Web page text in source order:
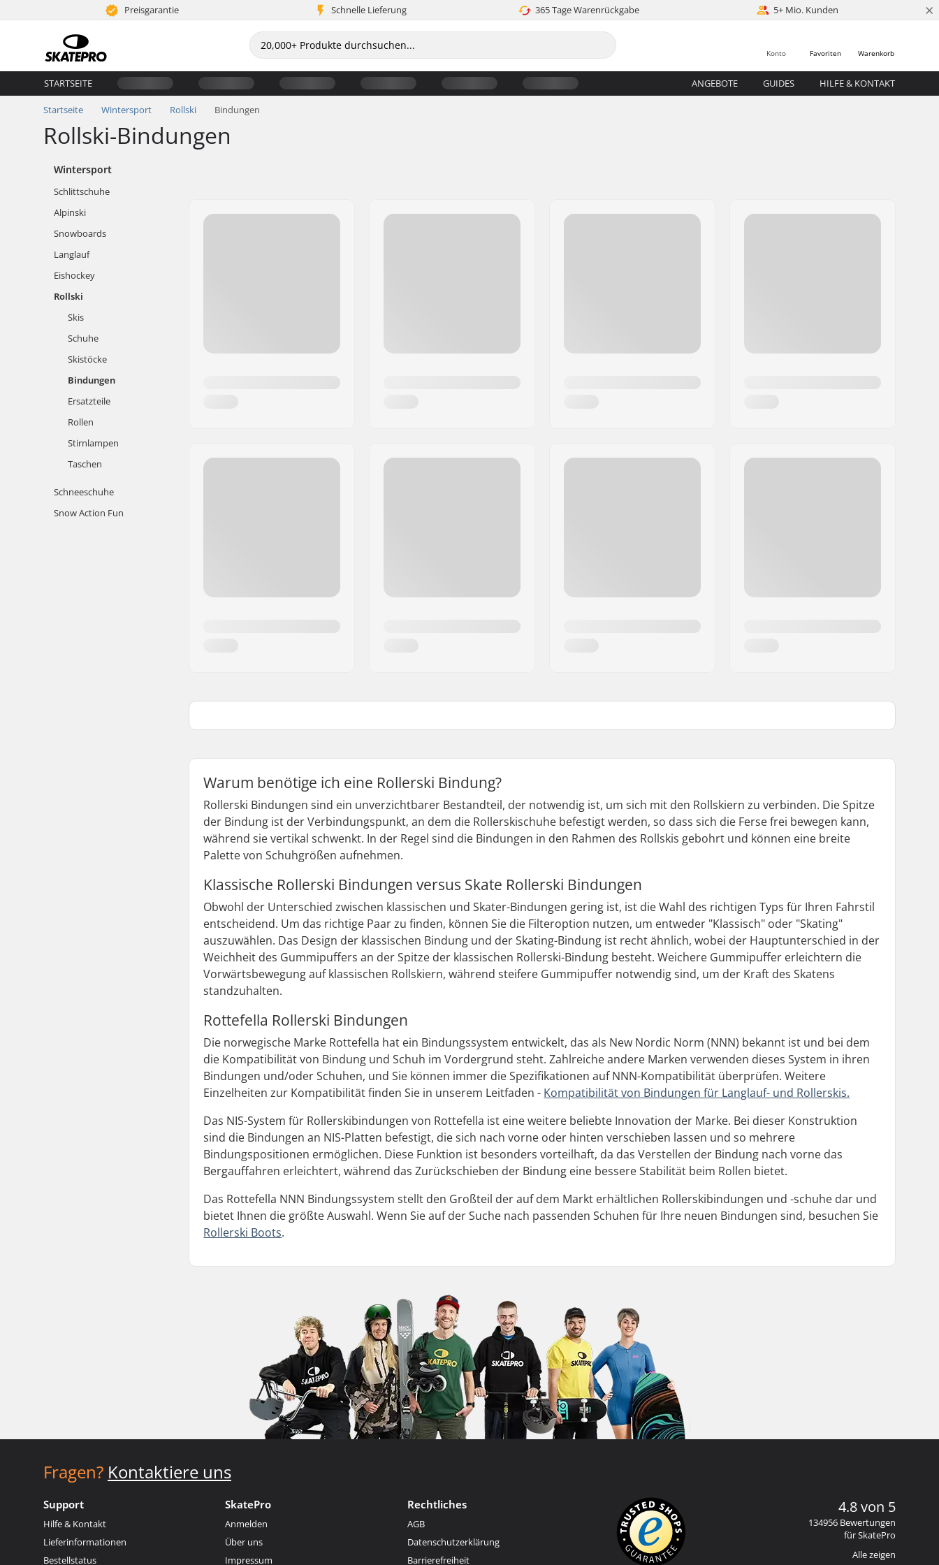
Preisgarantie Schnelle Lieferung 365 Tage Warenrückgabe 5+ Mio. Kunden ×
Warenkorb
Favoriten
Konto
STARTSEITE ANGEBOTE GUIDES HILFE & KONTAKT
Startseite Wintersport Rollski Bindungen
Rollski-Bindungen
Wintersport
Schlittschuhe
Alpinski
Snowboards
Langlauf
Eishockey
Rollski
Skis
Schuhe
Skistöcke
Bindungen
Ersatzteile
Rollen
Stirnlampen
Taschen
Schneeschuhe
Snow Action Fun
Warum benötige ich eine Rollerski Bindung?
Rollerski Bindungen sind ein unverzichtbarer Bestandteil, der notwendig ist, um sich mit den Rollskiern zu verbinden. Die Spitze
der Bindung ist der Verbindungspunkt, an dem die Rollerskischuhe befestigt werden, so dass sich die Ferse frei bewegen kann,
während sie vertikal schwenkt. In der Regel sind die Bindungen in den Rahmen des Rollskis gebohrt und können eine breite
Palette von Schuhgrößen aufnehmen.
Klassische Rollerski Bindungen versus Skate Rollerski Bindungen
Obwohl der Unterschied zwischen klassischen und Skater-Bindungen gering ist, ist die Wahl des richtigen Typs für Ihren Fahrstil
entscheidend. Um das richtige Paar zu finden, können Sie die Filteroption nutzen, um entweder "Klassisch" oder "Skating"
auszuwählen. Das Design der klassischen Bindung und der Skating-Bindung ist recht ähnlich, wobei der Hauptunterschied in der
Weichheit des Gummipuffers an der Spitze der klassischen Rollerski-Bindung besteht. Weichere Gummipuffer erleichtern die
Vorwärtsbewegung auf klassischen Rollskiern, während steifere Gummipuffer notwendig sind, um der Kraft des Skatens
standzuhalten.
Rottefella Rollerski Bindungen
Die norwegische Marke Rottefella hat ein Bindungssystem entwickelt, das als New Nordic Norm (NNN) bekannt ist und bei dem
die Kompatibilität von Bindung und Schuh im Vordergrund steht. Zahlreiche andere Marken verwenden dieses System in ihren
Bindungen und/oder Schuhen, und Sie können immer die Spezifikationen auf NNN-Kompatibilität überprüfen. Weitere
Einzelheiten zur Kompatibilität finden Sie in unserem Leitfaden - Kompatibilität von Bindungen für Langlauf- und Rollerskis.
Das NIS-System für Rollerskibindungen von Rottefella ist eine weitere beliebte Innovation der Marke. Bei dieser Konstruktion
sind die Bindungen an NIS-Platten befestigt, die sich nach vorne oder hinten verschieben lassen und so mehrere
Bindungspositionen ermöglichen. Diese Funktion ist besonders vorteilhaft, da das Verstellen der Bindung nach vorne das
Bergauffahren erleichtert, während das Zurückschieben der Bindung eine bessere Stabilität beim Rollen bietet.
Das Rottefella NNN Bindungssystem stellt den Großteil der auf dem Markt erhältlichen Rollerskibindungen und -schuhe dar und
bietet Ihnen die größte Auswahl. Wenn Sie auf der Suche nach passenden Schuhen für Ihre neuen Bindungen sind, besuchen Sie
Rollerski Boots.
Fragen? Kontaktiere uns
Support
Hilfe & Kontakt
Lieferinformationen
Bestellstatus
SkatePro
Anmelden
Über uns
Impressum
Rechtliches
AGB
Datenschutzerklärung
Barrierefreiheit
4.8 von 5
134956 Bewertungen
für SkatePro
Alle zeigen